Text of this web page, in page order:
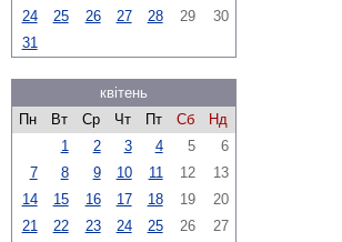
24
25 26 27 28 29
30
31
квітень
Пн
Вт Ср Чт Пт Сб
Нд
1
2 3 4 5
6
7
8 9 10 11 12
13
14
15 16 17 18 19
20
21
22 23 24 25 26
27